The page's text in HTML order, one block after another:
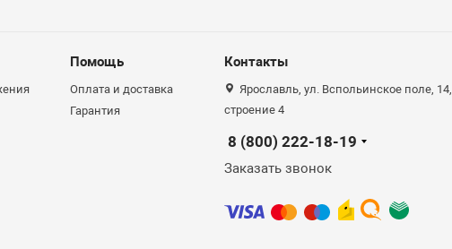
Помощь
Оплата и доставка
Гарантия
Контакты
Ярославль, ул. Вспольинское поле, 14,
строение 4
8 (800) 222-18-19
Заказать звонок